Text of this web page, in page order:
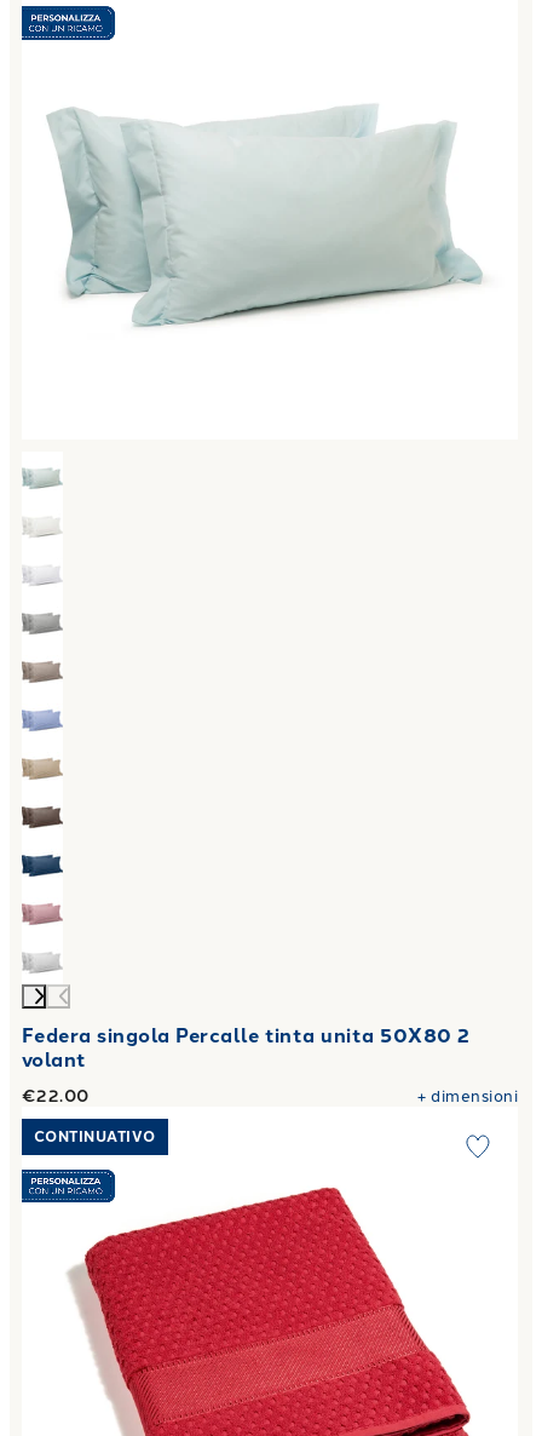
Federa singola Percalle tinta unita 50X80 2
volant
€22.00 +dimensioni
Link to "Telo Bagno Sirena in Cotone 450 gr/mq
CONTINUATIVO